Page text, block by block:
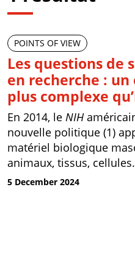
POINTS OF VIEW
Les questions de
en recherche :
plus complexe
En 2014, le NIH
nouvelle politique (1)
matériel biologique
animaux, tissus,
5 December 2024